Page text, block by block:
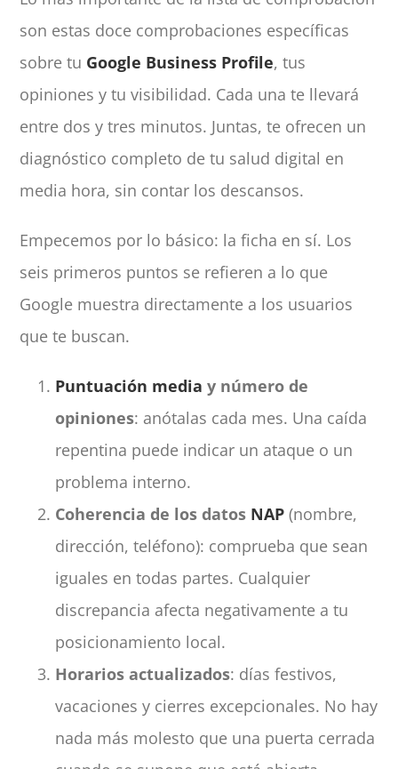
son estas doce comprobaciones específicas
sobre tu Google Business Profile, tus
opiniones y tu visibilidad. Cada una te llevará
entre dos y tres minutos. Juntas, te ofrecen un
diagnóstico completo de tu salud digital en
media hora, sin contar los descansos.
Empecemos por lo básico: la ficha en sí. Los
seis primeros puntos se refieren a lo que
Google muestra directamente a los usuarios
que te buscan.
Puntuación media y número de
opiniones: anótalas cada mes. Una caída
repentina puede indicar un ataque o un
problema interno.
Coherencia de los datos NAP (nombre,
dirección, teléfono): comprueba que sean
iguales en todas partes. Cualquier
discrepancia afecta negativamente a tu
posicionamiento local.
Horarios actualizados: días festivos,
vacaciones y cierres excepcionales. No hay
nada más molesto que una puerta cerrada